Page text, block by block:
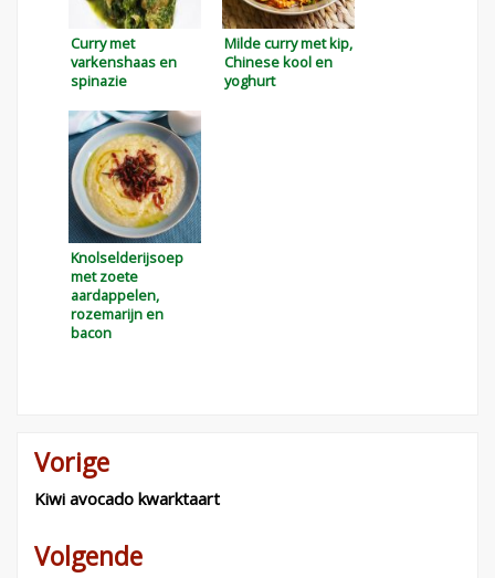
Curry met
varkenshaas en
spinazie
Milde curry met kip,
Chinese kool en
yoghurt
Knolselderijsoep
met zoete
aardappelen,
rozemarijn en
bacon
Bericht
navigatie
Vorige
Kiwi avocado kwarktaart
Volgende